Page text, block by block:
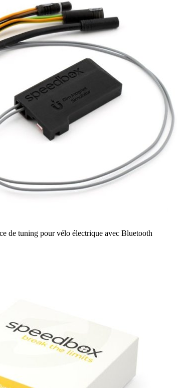
de tuning pour vélo électrique avec Bluetooth